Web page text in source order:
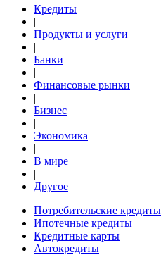
Кредиты
|
Продукты и услуги
|
Банки
|
Финансовые рынки
|
Бизнес
|
Экономика
|
В мире
|
Другое
Потребительские кредиты
Ипотечные кредиты
Кредитные карты
Автокредиты